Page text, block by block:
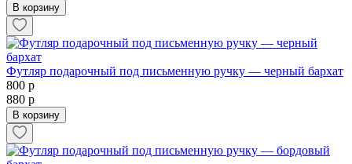
В корзину
Футляр подарочный под письменную ручку — черный бархат
800 р
880 р
В корзину